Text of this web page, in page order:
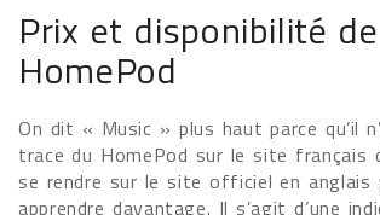
Prix et disponibilité de
HomePod
On dit « Music » plus haut parce qu’il
trace du HomePod sur le site français
se rendre sur le site officiel en anglais
apprendre davantage. Il s’agit d’une